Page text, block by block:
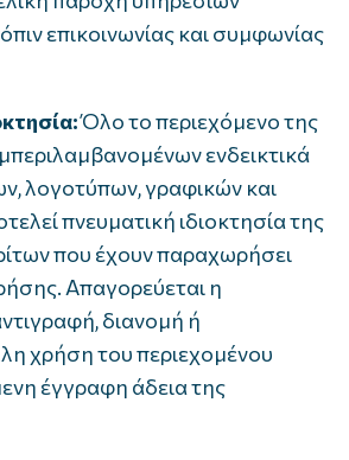
επικοινωνίας και συμφωνίας
Όλο το περιεχόμενο της
ενδεικτικά
λογοτύπων, γραφικών και
πνευματική ιδιοκτησία της
που έχουν παραχωρήσει
Απαγορεύεται η
διανομή ή
χρήση του περιεχομένου
έγγραφη άδεια της